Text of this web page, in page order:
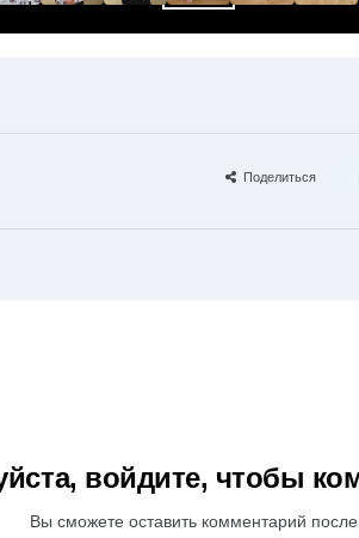
Поделиться
войдите, чтобы
Вы сможете оставить комментарий